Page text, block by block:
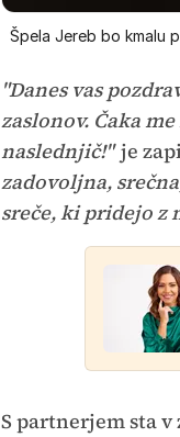
Špela Jereb bo kmalu
"Danes vas
zaslonov. Čaka
naslednjič!"je
zadovoljna,
sreče, ki pridejo z
S partnerjem sta v